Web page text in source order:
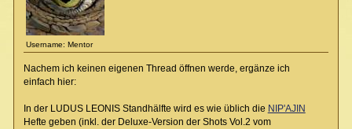
Username: Mentor
Nachem ich keinen eigenen Thread öffnen werde, ergänze ich
einfach hier:
In der LUDUS LEONIS Standhälfte wird es wie üblich die NIP'AJIN
Hefte geben (inkl. der Deluxe-Version der Shots Vol.2 vom